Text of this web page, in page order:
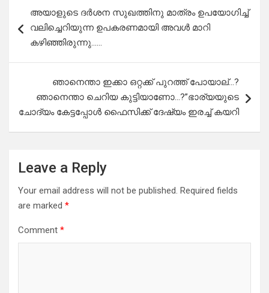
navigation
അയാളുടെ ദർശന സുഖത്തിനു മാത്രം ഉപയോഗിച്ച്
വലിച്ചെറിയുന്ന ഉപകരണമായി അവൾ മാറി
കഴിഞ്ഞിരുന്നു……
ഞാനെന്താ ഇക്കാ ഒറ്റക്ക് പുറത്ത് പോയാല്…?
ഞാനെന്താ ചെറിയ കുട്ടിയാണോ…?”ഭാര്യയുടെ
ചോദ്യം കേട്ടപ്പോൾ ഫൈസിക്ക് ദേഷ്യം ഇരച്ച് കയറി
Leave a Reply
Your email address will not be published. Required fields
are marked *
Comment *